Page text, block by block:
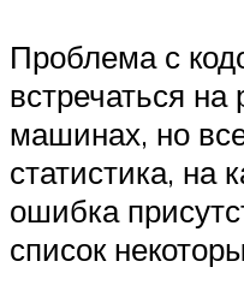
Проблема с
встречаться
машинах, но
статистика, на
ошибка
список